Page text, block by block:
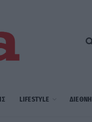
LIFESTYLE ΔΙΕΘΝΗ